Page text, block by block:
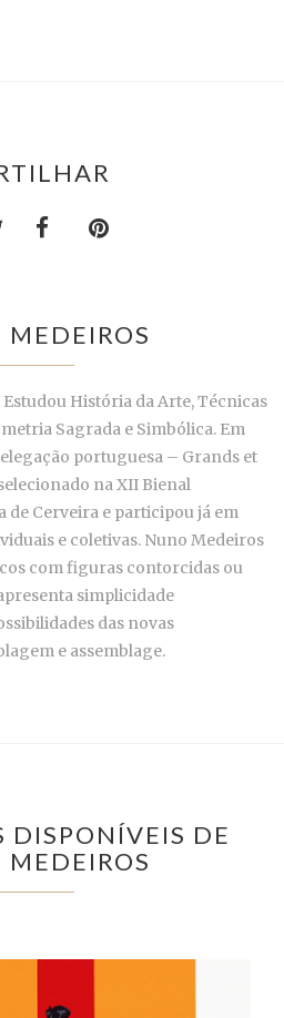
MEDEIROS
Estudou História da Arte, Técnicas
Sagrada e Simbólica. Em
portuguesa – Grands et
na XII Bienal
de Cerveira e participou já em
e coletivas. Nuno Medeiros
com figuras contorcidas ou
simplicidade
das novas
e assemblage.
DISPONÍVEIS DE
MEDEIROS